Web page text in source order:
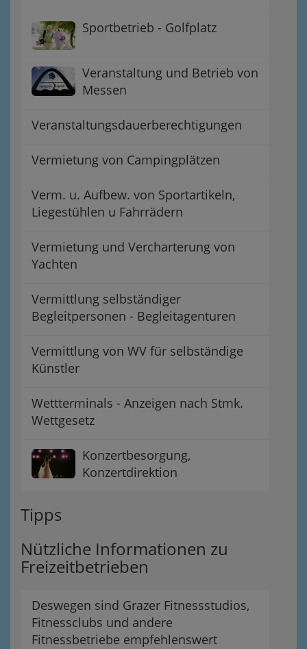
Sportbetrieb - Golfplatz
Veranstaltung und Betrieb von
Messen
Veranstaltungsdauerberechtigungen
Vermietung von Campingplätzen
Verm. u. Aufbew. von Sportartikeln,
Liegestühlen u Fahrrädern
Vermietung und Vercharterung von
Yachten
Vermittlung selbständiger
Begleitpersonen - Begleitagenturen
Vermittlung von WV für selbständige
Künstler
Wettterminals - Anzeigen nach Stmk.
Wettgesetz
Konzertbesorgung,
Konzertdirektion
Tipps
Nützliche Informationen zu
Freizeitbetrieben
Deswegen sind Grazer Fitnessstudios,
Fitnessclubs und andere
Fitnessbetriebe empfehlenswert